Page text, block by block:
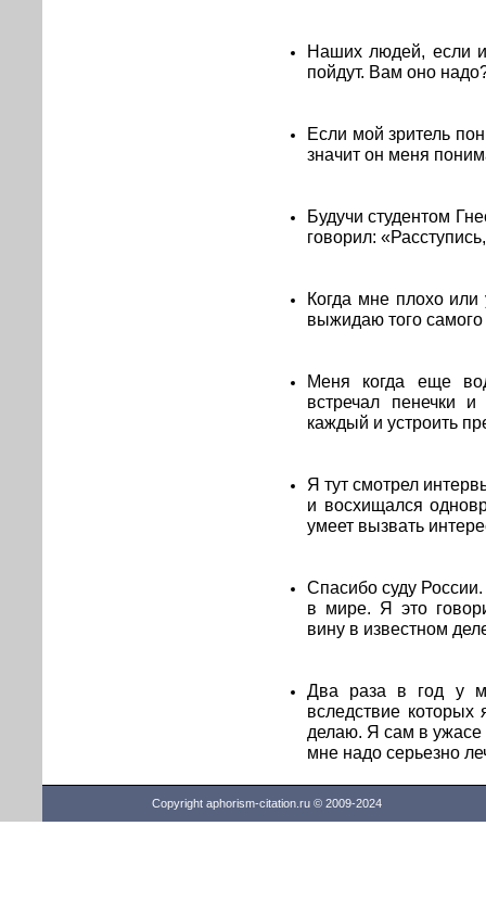
Наших людей, если
пойдут. Вам оно
Если мой зритель
значит он меня
Будучи студентом
говорил:
Когда мне плохо
выжидаю того
Меня когда еще
встречал пенечки
каждый и устроить
Я тут смотрел
и восхищался
умеет вызвать
Спасибо суду
в мире. Я это
вину в известном
Два раза в год у
вследствие
делаю. Я сам в ужасе
мне надо серьезно
Copyright aphorism-citation.ru © 2009-2024